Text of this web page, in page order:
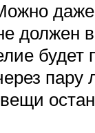
даже
должен
будет
пару